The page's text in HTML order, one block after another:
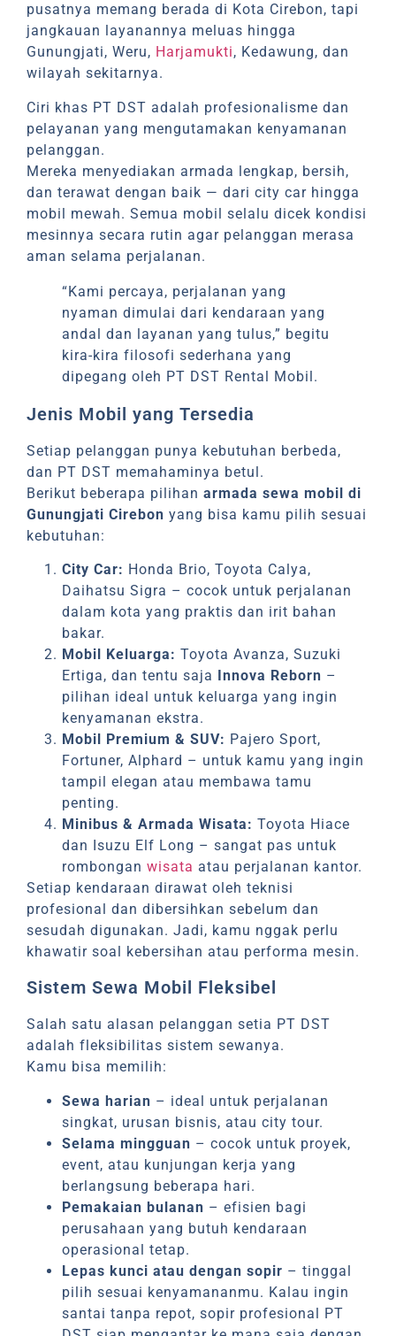
pusatnya memang berada di Kota Cirebon, tapi
jangkauan layanannya meluas hingga
Gunungjati, Weru, Harjamukti, Kedawung, dan
wilayah sekitarnya.
Ciri khas PT DST adalah profesionalisme dan
pelayanan yang mengutamakan kenyamanan
pelanggan.
Mereka menyediakan armada lengkap, bersih,
dan terawat dengan baik — dari city car hingga
mobil mewah. Semua mobil selalu dicek kondisi
mesinnya secara rutin agar pelanggan merasa
aman selama perjalanan.
“Kami percaya, perjalanan yang
nyaman dimulai dari kendaraan yang
andal dan layanan yang tulus,” begitu
kira-kira filosofi sederhana yang
dipegang oleh PT DST Rental Mobil.
Jenis Mobil yang Tersedia
Setiap pelanggan punya kebutuhan berbeda,
dan PT DST memahaminya betul.
Berikut beberapa pilihanarmada sewa mobil di
Gunungjati Cirebon yang bisa kamu pilih sesuai
kebutuhan:
City Car: Honda Brio, Toyota Calya,
Daihatsu Sigra – cocok untuk perjalanan
dalam kota yang praktis dan irit bahan
bakar.
Mobil Keluarga: Toyota Avanza, Suzuki
Ertiga, dan tentu saja Innova Reborn –
pilihan ideal untuk keluarga yang ingin
kenyamanan ekstra.
Mobil Premium & SUV: Pajero Sport,
Fortuner, Alphard – untuk kamu yang ingin
tampil elegan atau membawa tamu
penting.
Minibus & Armada Wisata: Toyota Hiace
dan Isuzu Elf Long – sangat pas untuk
rombonganwisata atau perjalanan kantor.
Setiap kendaraan dirawat oleh teknisi
profesional dan dibersihkan sebelum dan
sesudah digunakan. Jadi, kamu nggak perlu
khawatir soal kebersihan atau performa mesin.
Sistem Sewa Mobil Fleksibel
Salah satu alasan pelanggan setia PT DST
adalah fleksibilitas sistem sewanya.
Kamu bisa memilih:
Sewa harian – ideal untuk perjalanan
singkat, urusan bisnis, atau city tour.
Selama mingguan – cocok untuk proyek,
event, atau kunjungan kerja yang
berlangsung beberapa hari.
Pemakaian bulanan – efisien bagi
perusahaan yang butuh kendaraan
operasional tetap.
Lepas kunci atau dengan sopir – tinggal
pilih sesuai kenyamananmu. Kalau ingin
santai tanpa repot, sopir profesional PT